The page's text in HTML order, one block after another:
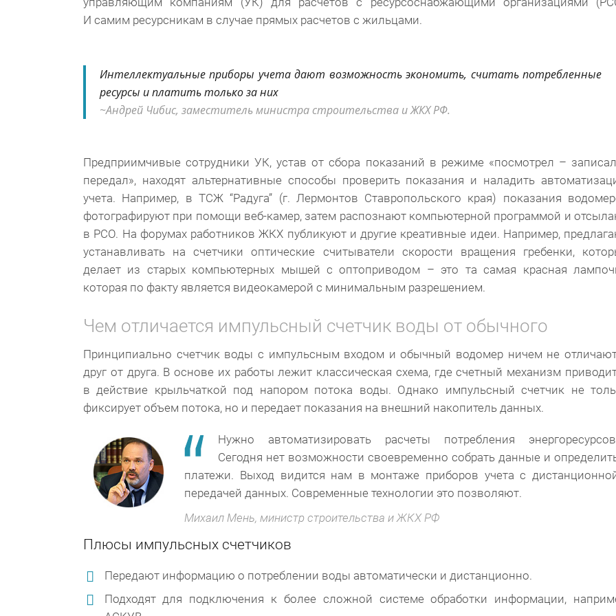
И самим ресурсникам в случае прямых расчетов с жильцами.
Интеллектуальные приборы учета дают возможность экономить, считать потребленные
ресурсы и платить только за них
Андрей Чибис, заместитель министра строительства и ЖКХ РФ.
Предприимчивые сотрудники УК, устав от сбора показаний в режиме «посмотрел –
передал», находят альтернативные способы проверить показания и наладить
учета. Например, в ТСЖ “Радуга” (г. Лермонтов Ставропольского края) показания
фотографируют при помощи веб-камер, затем распознают компьютерной программой и
в РСО. На форумах работников ЖКХ публикуют и другие креативные идеи. Например,
устанавливать на счетчики оптические считыватели скорости вращения гребенки,
делает из старых компьютерных мышей с оптоприводом – это та самая красная
которая по факту является видеокамерой с минимальным разрешением.
Чем отличается импульсный счетчик воды от обычного
Принципиально счетчик воды с импульсным входом и обычный водомер ничем не
друг от друга. В основе их работы лежит классическая схема, где счетный механизм
в действие крыльчаткой под напором потока воды. Однако импульсный счетчик не
фиксирует объем потока, но и передает показания на внешний накопитель данных.
Нужно автоматизировать расчеты потребления
Сегодня нет возможности своевременно собрать данные и
платежи. Выход видится нам в монтаже приборов учета с
передачей данных. Современные технологии это позволяют.
Михаил Мень, министр строительства и ЖКХ РФ
Плюсы импульсных счетчиков
Передают информацию о потреблении воды автоматически и дистанционно.
Подходят для подключения к более сложной системе обработки информации,